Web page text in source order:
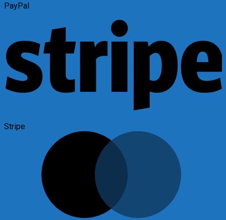
PayPal
Stripe